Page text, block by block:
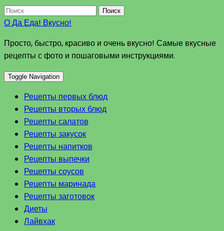
Поиск
О Да Еда! Вкусно!
Просто, быстро, красиво и очень вкусно! Самые вкусные
рецепты с фото и пошаговыми инструкциями.
Toggle Navigation
Рецепты первых блюд
Рецепты вторых блюд
Рецепты салатов
Рецепты закусок
Рецепты напитков
Рецепты выпечки
Рецепты соусов
Рецепты маринада
Рецепты заготовок
Диеты
Лайвхак